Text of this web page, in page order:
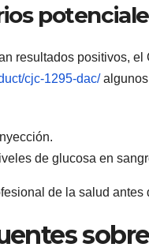
resultados positivos,
cjc-1295-dac/algunos
de glucosa en
de la salud